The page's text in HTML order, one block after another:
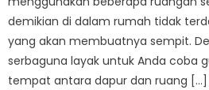
demikian di dalam rumah tidak
yang akan membuatnya sempit.
serbaguna layak untuk Anda coba
tempat antara dapur dan ruang […]